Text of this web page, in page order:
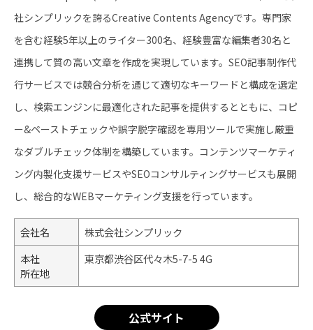
社シンプリックを誇るCreative Contents Agencyです。専門家
を含む経験5年以上のライター300名、経験豊富な編集者30名と
連携して質の高い文章を作成を実現しています。SEO記事制作代
行サービスでは競合分析を通じて適切なキーワードと構成を選定
し、検索エンジンに最適化された記事を提供するとともに、コピ
ー&ペーストチェックや誤字脱字確認を専用ツールで実施し厳重
なダブルチェック体制を構築しています。コンテンツマーケティ
ング内製化支援サービスやSEOコンサルティングサービスも展開
し、総合的なWEBマーケティング支援を行っています。
会社名
株式会社シンプリック
本社
所在地
東京都渋谷区代々木5-7-5 4G
公式サイト